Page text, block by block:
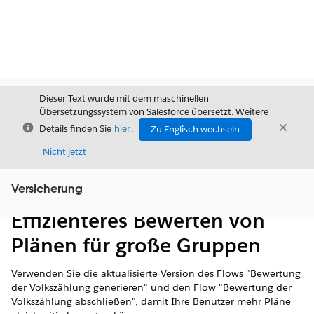
Schließen
Dieser Text wurde mit dem maschinellen
Übersetzungssystem von Salesforce übersetzt. Weitere
Details finden Sie hier.
Zu Englisch wechseln
Nicht jetzt
VersicherungInhalt anzeigen
Inhalt
Effizienteres Bewerten von
Plänen für große Gruppen
Verwenden Sie die aktualisierte Version des Flows "Bewertung
der Volkszählung generieren" und den Flow "Bewertung der
Volkszählung abschließen", damit Ihre Benutzer mehr Pläne